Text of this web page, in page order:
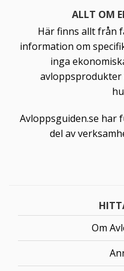
ALLT OM
Här finns allt från
information om
inga
Avloppsguiden.se har
del av
Om